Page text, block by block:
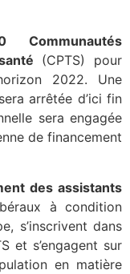
(CPTS) pour
2022. Une
arrêtée d’ici fin
sera engagée
de financement
des assistants
à condition
s’inscrivent dans
et s’engagent sur
en matière